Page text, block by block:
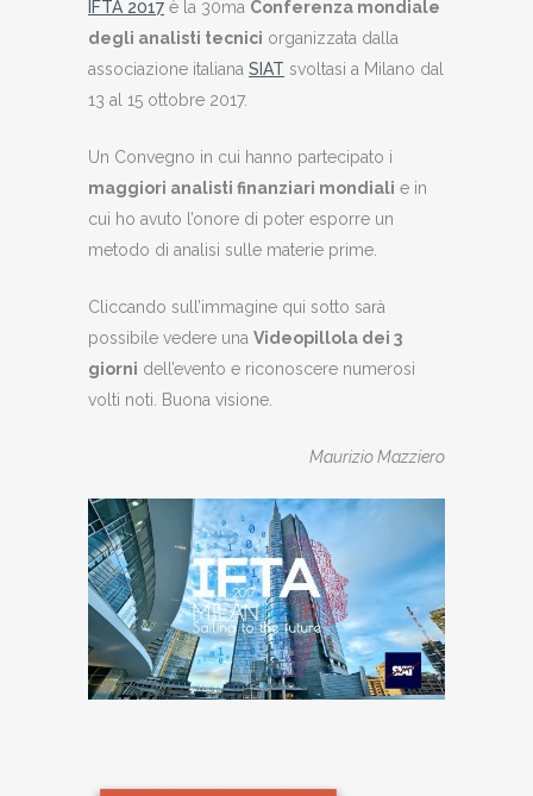
IFTA 2017 è la 30ma Conferenza mondiale
degli analisti tecnici organizzata dalla
associazione italiana SIAT svoltasi a Milano dal
13 al 15 ottobre 2017.
Un Convegno in cui hanno partecipato i
maggiori analisti finanziari mondiali e in
cui ho avuto l’onore di poter esporre un
metodo di analisi sulle materie prime.
Cliccando sull’immagine qui sotto sarà
possibile vedere una Videopillola dei 3
giorni dell’evento e riconoscere numerosi
volti noti. Buona visione.
Maurizio Mazziero